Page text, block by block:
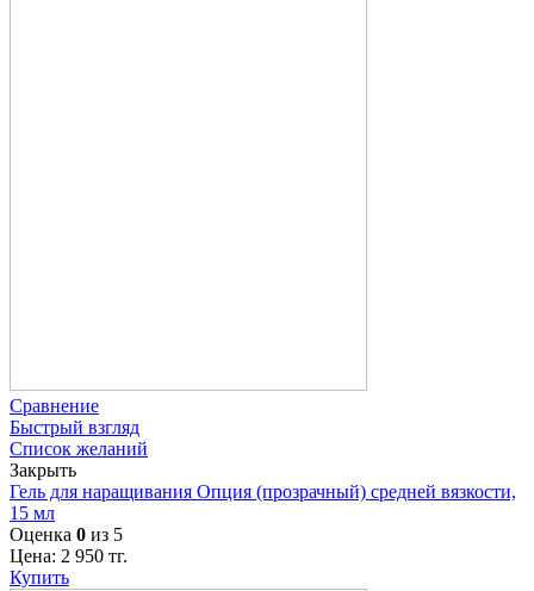
Сравнение
Быстрый взгляд
Список желаний
Закрыть
Гель для наращивания Опция (прозрачный) средней вязкости,
15 мл
Оценка 0 из 5
Цена: 2 950 тг.
Купить